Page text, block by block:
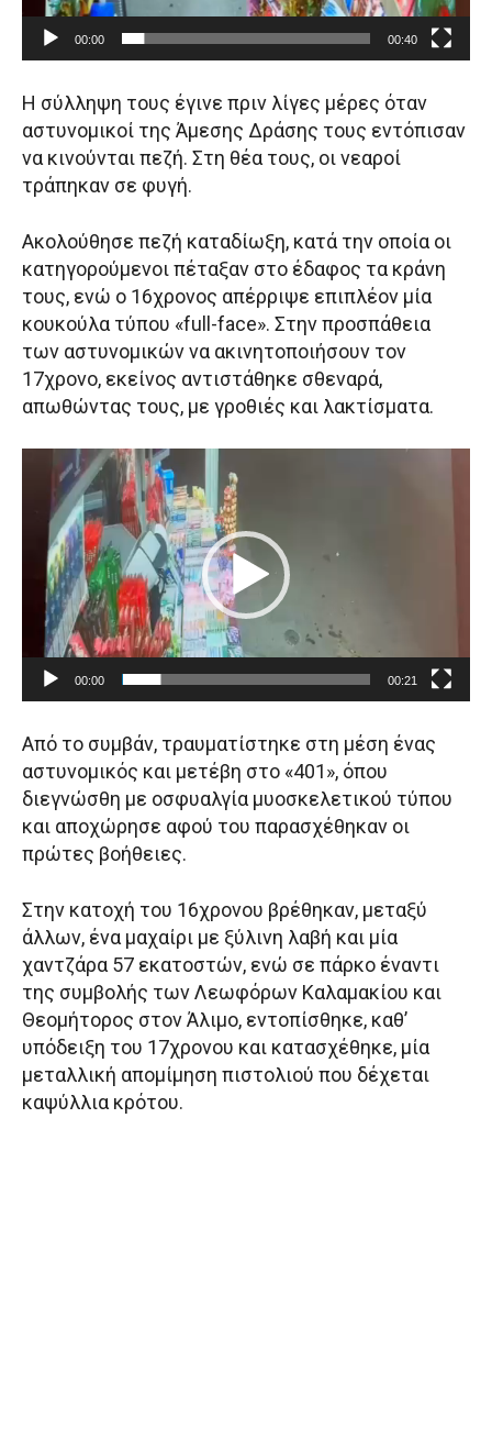
μ
Α
ν
α
π
α
α
γ
ω
γ
ή
ς
Β
ν
00:00 00:40
Η σύλληψη τους έγινε πριν λίγες μέρες όταν
αστυνομικοί της Άμεσης Δράσης τους εντόπισαν
να κινούνται πεζή. Στη θέα τους, οι νεαροί
τράπηκαν σε φυγή.
Ακολούθησε πεζή καταδίωξη, κατά την οποία οι
κατηγορούμενοι πέταξαν στο έδαφος τα κράνη
τους, ενώ ο 16χρονος απέρριψε επιπλέον μία
κουκούλα τύπου «full-face». Στην προσπάθεια
των αστυνομικών να ακινητοποιήσουν τον
17χρονο, εκείνος αντιστάθηκε σθεναρά,
απωθώντας τους, με γροθιές και λακτίσματα.
μ
Α
ν
α
π
α
ρ
γ
ω
γ
ή
ς
Β
ί
ν
00:00 00:21
Από το συμβάν, τραυματίστηκε στη μέση ένας
αστυνομικός και μετέβη στο «401», όπου
διεγνώσθη με οσφυαλγία μυοσκελετικού τύπου
και αποχώρησε αφού του παρασχέθηκαν οι
πρώτες βοήθειες.
Στην κατοχή του 16χρονου βρέθηκαν, μεταξύ
άλλων, ένα μαχαίρι με ξύλινη λαβή και μία
χαντζάρα 57 εκατοστών, ενώ σε πάρκο έναντι
της συμβολής των Λεωφόρων Καλαμακίου και
Θεομήτορος στον Άλιμο, εντοπίσθηκε, καθ’
υπόδειξη του 17χρονου και κατασχέθηκε, μία
μεταλλική απομίμηση πιστολιού που δέχεται
καψύλλια κρότου.